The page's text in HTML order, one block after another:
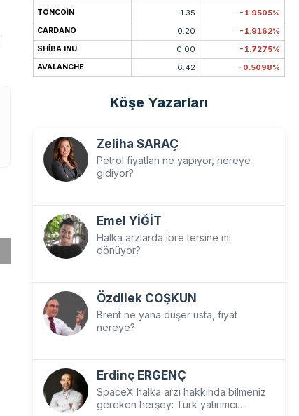
TONCOIN 1.35 -1.9505%
CARDANO 0.20 -1.9162%
SHIBA INU 0.00 -1.7275%
AVALANCHE 6.42 -0.5098%
Köşe Yazarları
Zeliha SARAÇ
Petrol fiyatları ne yapıyor, nereye
gidiyor?
Emel YİĞİT
Halka arzlarda ibre tersine mi
dönüyor?
Özdilek COŞKUN
Brent ne yana düşer usta, fiyat
nereye?
Erdinç ERGENÇ
SpaceX halka arzı hakkında bilmeniz
gereken herşey: Türk yatırımcı